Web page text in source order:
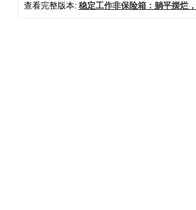
查看完整版本: 稳定工作非保险箱：躺平摆烂